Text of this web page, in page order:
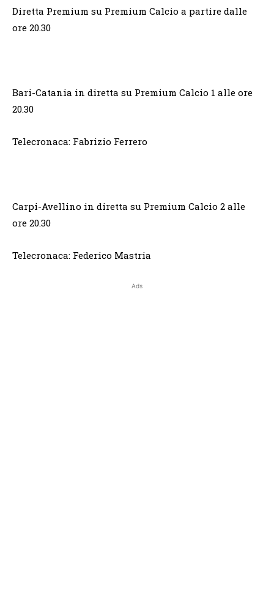
Diretta Premium su Premium Calcio a partire dalle
ore 20.30
Bari-Catania in diretta su Premium Calcio 1 alle ore
20.30
Telecronaca: Fabrizio Ferrero
Carpi-Avellino in diretta su Premium Calcio 2 alle
ore 20.30
Telecronaca: Federico Mastria
Ads